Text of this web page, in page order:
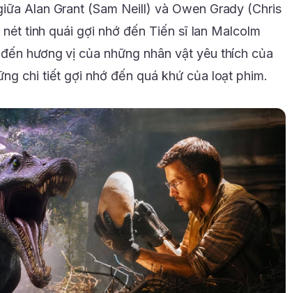
Alan Grant (Sam Neill) và Owen Grady (Chris
tinh quái gợi nhớ đến Tiến sĩ Ian Malcolm
hương vị của những nhân vật yêu thích của
chi tiết gợi nhớ đến quá khứ của loạt phim.